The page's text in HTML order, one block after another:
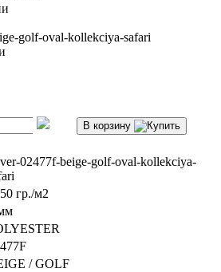
golf-oval-kollekciya-safari
В корзину
02477f-beige-golf-oval-kollekciya-
гр./м2
/ GOLF